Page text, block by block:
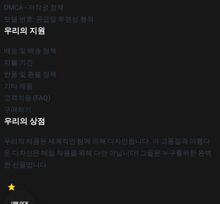
DMCA - 저작권 정책
모델 번호: 공급망 투명성 행위
우리의 지원
배송 및 배송 정책
지불 기간
반품 및 환불 정책
기타 제품
고객지원 (FAQ)
구매하기
우리의 상점
우리의 제품은 세계적인 팀에 의해 디자인됩니다. 이 고품질과 아름다
운 디자인은 매일 착용을 위해 다만 아닙니다! 그들은 누구를위한 완벽
한 선물입니다.